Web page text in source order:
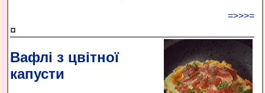
=>>>=
¤
Вафлі з цвітної
капусти